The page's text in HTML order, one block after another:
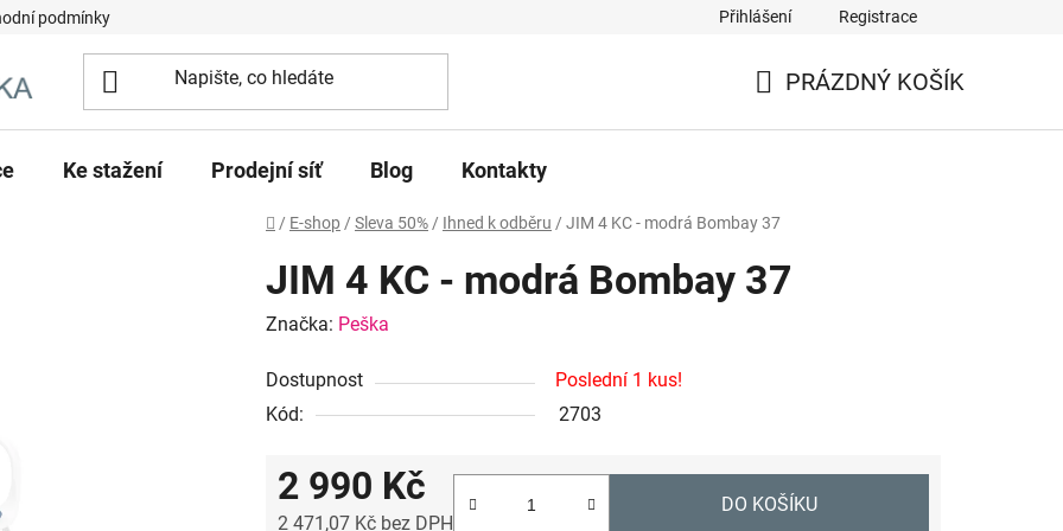
podmínky Přihlášení Registrace
PRÁZDNÝ KOŠÍK
Ke stažení Prodejní síť Blog Kontakty
Domů
/ E-shop / Sleva 50% / Ihned k odběru / JIM 4 KC - modrá Bombay 37
JIM 4 KC - modrá Bombay 37
Značka: Peška
Dostupnost
Poslední 1 kus!
Kód:
2703
2 990 Kč
2 471,07 Kč bez DPH
DO KOŠÍKU